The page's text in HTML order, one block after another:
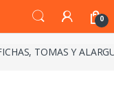
0
TOMAS Y